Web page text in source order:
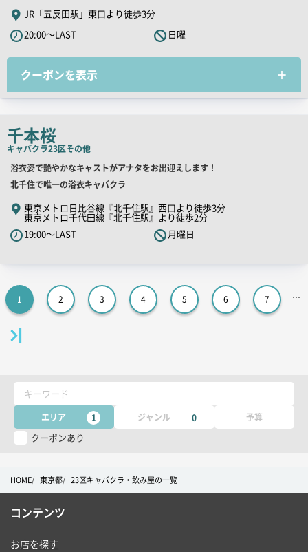
PR
キ
ャ
ッ
コ
JR「五反田駅」東口より徒歩3分
20:00～LAST
日曜
クーポンを表示
千本桜
キャバクラ23区その他
店
舗
PR
キ
ャ
チ
コ
ピ
ー
浴衣姿で艶やかなキャストがアナタをお出迎えします！
北千住で唯一の浴衣キャバクラ
東京メトロ日比谷線『北千住駅』西口より徒歩3分
東京メトロ千代田線『北千住駅』より徒歩2分
19:00～LAST
月曜日
1 2 3 4 5 6 7
キーワード
エリア 1 ジャンル 0 予算
クーポンあり
HOME 東京都 23区キャバクラ・飲み屋の一覧
コンテンツ
お店を探す